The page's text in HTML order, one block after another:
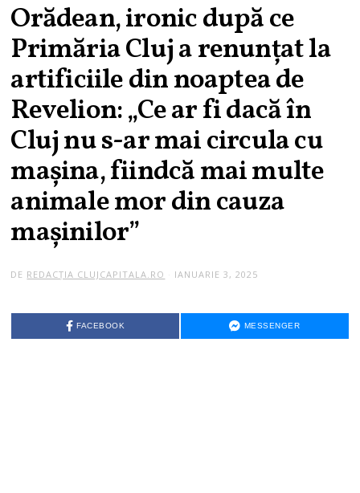
Orădean, ironic după ce
Primăria Cluj a renunțat la
artificiile din noaptea de
Revelion: „Ce ar fi dacă în
Cluj nu s-ar mai circula cu
mașina, fiindcă mai multe
animale mor din cauza
mașinilor”
DE REDACȚIA CLUJCAPITALA.RO IANUARIE 3, 2025
FACEBOOK MESSENGER